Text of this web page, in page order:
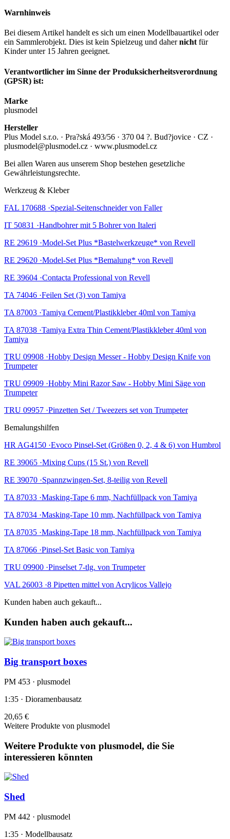
Warnhinweis
Bei diesem Artikel handelt es sich um einen Modellbauartikel oder
ein Sammlerobjekt. Dies ist kein Spielzeug und dahernicht für
Kinder unter 15 Jahren geeignet.
Verantwortlicher im Sinne der Produksicherheitsverordnung
(GPSR) ist:
Marke
plusmodel
Hersteller
Plus Model s.r.o. · Pra?ská 493/56 · 370 04 ?. Bud?jovice · CZ ·
plusmodel@plusmodel.cz · www.plusmodel.cz
Bei allen Waren aus unserem Shop bestehen gesetzliche
Gewährleistungsrechte.
Werkzeug & Kleber
FAL 170688 ·Spezial-Seitenschneider von Faller
IT 50831 ·Handbohrer mit 5 Bohrer von Italeri
RE 29619 ·Model-Set Plus *Bastelwerkzeuge* von Revell
RE 29620 ·Model-Set Plus *Bemalung* von Revell
RE 39604 ·Contacta Professional von Revell
TA 74046 ·Feilen Set (3) von Tamiya
TA 87003 ·Tamiya Cement/Plastikkleber 40ml von Tamiya
TA 87038 ·Tamiya Extra Thin Cement/Plastikkleber 40ml von
Tamiya
TRU 09908 ·Hobby Design Messer - Hobby Design Knife von
Trumpeter
TRU 09909 ·Hobby Mini Razor Saw - Hobby Mini Säge von
Trumpeter
TRU 09957 ·Pinzetten Set / Tweezers set von Trumpeter
Bemalungshilfen
HR AG4150 ·Evoco Pinsel-Set (Größen 0, 2, 4 & 6) von Humbrol
RE 39065 ·Mixing Cups (15 St.) von Revell
RE 39070 ·Spannzwingen-Set, 8-teilig von Revell
TA 87033 ·Masking-Tape 6 mm, Nachfüllpack von Tamiya
TA 87034 ·Masking-Tape 10 mm, Nachfüllpack von Tamiya
TA 87035 ·Masking-Tape 18 mm, Nachfüllpack von Tamiya
TA 87066 ·Pinsel-Set Basic von Tamiya
TRU 09900 ·Pinselset 7-tlg. von Trumpeter
VAL 26003 ·8 Pipetten mittel von Acrylicos Vallejo
Kunden haben auch gekauft...
Kunden haben auch gekauft...
Big transport boxes
PM 453 · plusmodel
1:35 · Dioramenbausatz
20,65 €
Weitere Produkte von plusmodel
Weitere Produkte von plusmodel, die Sie
interessieren könnten
Shed
PM 442 · plusmodel
1:35 · Modellbausatz